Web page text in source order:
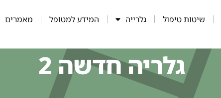
שיטות טיפול גלרייה המידע למטופל מאמרים
גלריה חדשה 2